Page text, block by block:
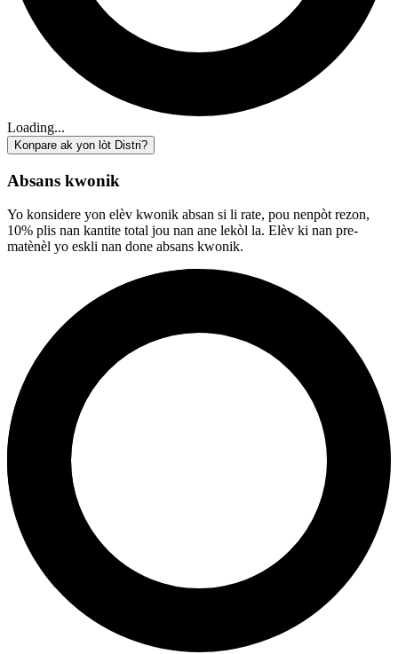
Loading...
Konpare ak yon lòt Distri?
Absans kwonik
Yo konsidere yon elèv kwonik absan si li rate, pou nenpòt rezon,
10% plis nan kantite total jou nan ane lekòl la. Elèv ki nan pre-
matènèl yo eskli nan done absans kwonik.